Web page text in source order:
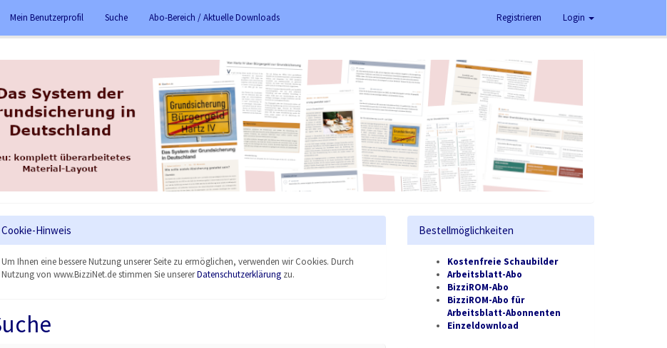
Mein Benutzerprofil Suche Abo-Bereich / Aktuelle Downloads Registrieren Login
Cookie-Hinweis
Um Ihnen eine bessere Nutzung unserer Seite zu ermöglichen, verwenden wir Cookies. Durch
Nutzung von www.BizziNet.de stimmen Sie unsererDatenschutzerklärungzu.
Bestellmöglichkeiten
Kostenfreie Schaubilder
Arbeitsblatt-Abo
BizziROM-Abo
BizziROM-Abo für
Arbeitsblatt-Abonnenten
Einzeldownload